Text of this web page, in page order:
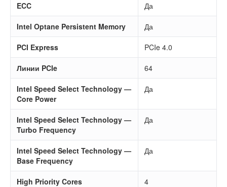
ECC Да
Intel Optane Persistent Memory Да
PCI Express PCIe 4.0
Линии PCIe 64
Intel Speed Select Technology —
Core Power
Да
Intel Speed Select Technology —
Turbo Frequency
Да
Intel Speed Select Technology —
Base Frequency
Да
High Priority Cores 4